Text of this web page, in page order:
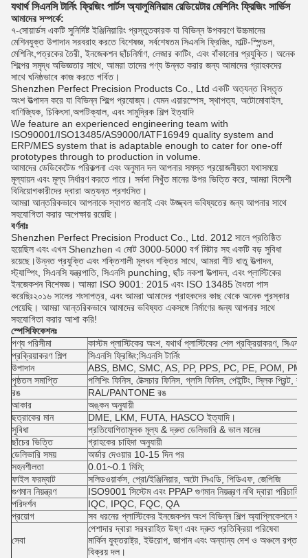
যথার্থ সিএনসি টার্নিং ফ্রিজিং পার্টস অ্যালুমিনিয়াম রেডিয়েটার মেশিনিং ফ্রিজিং সার্ভিস
আমাদের সম্পর্কে:
৭-সোয়ার্ডস একটি সুনির্দিষ্ট ইঞ্জিনিয়ারিং প্রস্তুতকারক যা বিভিন্ন উপকরণে উচ্চমানের
মেশিনযুক্ত উপাদান সরবরাহ করতে বিশেষজ্ঞ, সর্বশেষতম সিএনসি ফ্রিজিং, মাল্টি-স্পিন্ডল,
মেশিনিং,পত্রকের তৈরী, ইনজেকশন ছাঁচনির্মাণ, লেজার কাটিং, এবং বাঁকানোর প্রযুক্তি। অনেক
শিল্পের সমৃদ্ধ অভিজ্ঞতার সাথে, আমরা তাদের পণ্য উন্নত করার জন্য আমাদের গ্রাহকদের
সাথে ঘনিষ্ঠভাবে কাজ করতে গর্বিত।
Shenzhen Perfect Precision Products Co., Ltd একটি অত্যন্ত বিস্তৃত
অংশ উত্পাদন করে যা বিভিন্ন শিল্পে প্রযোজ্য। যেমন এয়ারস্পেস, স্থাপত্য, অটোমোবাইল,
বাণিজ্যিক, চিকিৎসা,অপটিক্যাল, এবং সামুদ্রিক শিল্প ইত্যাদি
We feature an experienced engineering team with
ISO90001/ISO13485/AS9000/IATF16949 quality system and
ERP/MES system that is adaptable enough to cater for one-off
prototypes through to production in volume.
আমাদের ডেডিকেটেড পরিকল্পনা এবং অনুমান দল আপনার সমস্ত প্রয়োজনীয়তা যথাসময়ে
মূল্যায়ন এবং মূল্য নির্ধারণ করতে পারে। সর্বদা নিখুঁত মানের উপর ভিত্তি করে, আমরা বিদেশী
বিনিয়োগকারীদের দ্বারা অত্যন্ত প্রশংসিত।
আমরা আন্তরিকভাবে আপনাকে স্বাগত জানাই এবং উজ্জ্বল ভবিষ্যতের জন্য আপনার সাথে
সহযোগিতা করার অপেক্ষায় রয়েছি।
বর্ণনাঃ
Shenzhen Perfect Precision Product Co., Ltd. 2012 সালে প্রতিষ্ঠিত
হয়েছিল এবং এখন Shenzhen এ মোট 3000-5000 বর্গ মিটার সহ একটি বড় সুবিধা
রয়েছে।উন্নত প্রযুক্তি এবং শক্তিশালী মূলধন শক্তির সাথে, আমরা শীট ধাতু উত্পাদন,
স্ট্যাম্পিং, সিএনসি যন্ত্রপাতি, সিএনসি punching, ছাঁচ নকশা উত্পাদন, এবং প্লাস্টিকের
ইনজেকশন বিশেষজ্ঞ। আমরা ISO 9001: 2015 এবং ISO 13485 বৈধতা পাস
করেছিঃ২০১৬ সালের শংসাপত্র, এবং আমরা আমাদের গ্রাহকদের কাছ থেকে অনেক পুরস্কার
পেয়েছি। আমরা আন্তরিকভাবে আমাদের ভবিষ্যত একসঙ্গে নির্মাণের জন্য আপনার সাথে
সহযোগিতা করার আশা করি!
স্পেসিফিকেশনঃ
পণ্য পরিসীমা
কাস্টম প্লাস্টিকের অংশ, যথার্থ প্লাস্টিকের শেল প্রক্রিয়াকরণ, সিএনসি
প্রক্রিয়াকরণ শিল্প
সিএনসি ফ্রিজিং;সিএনসি টার্নিং
উপাদান
ABS, BMC, SMC, AS, PP, PPS, PC, PE, POM,
পৃষ্ঠতল সমাপ্তি
পলিশিং ফিনিস, টেক্সচার ফিনিস, গ্লসি ফিনিস, পেইন্টিং, স্লিক প্রিন্ট,
রঙ
RAL/PANTONE রঙ
আকার
অঙ্কন অনুযায়ী
ছত্রাকের মান
DME, LKM, FUTA, HASCO ইত্যাদি।
সুবিধা
প্রতিযোগিতামূলক মূল্য & দ্রুত ডেলিভারি & ভাল মানের
ছাঁচের ভিত্তি
গ্রাহকের চাহিদা অনুযায়ী
ডেলিভারি সময়
অর্ডার দেওয়ার 10-15 দিন পর
সহনশীলতা
0.01~0.1 মিমি;
ফাইল ফরম্যাট
সলিডওয়ার্কস, প্রো/ইঞ্জিনিয়ার, অটো সিএডি, পিডিএফ, জেপিজি
গুণমান নিয়ন্ত্রণ
ISO9001 সিস্টেম এবং PPAP গুণমান নিয়ন্ত্রণ নথি দ্বারা পরিচালিত
পরিদর্শন
IQC, IPQC, FQC, QA
প্রয়োগ
সব ধরনের প্লাস্টিকের ইনজেকশন অংশ বিভিন্ন শিল্প অ্যাপ্লিকেশনে
সেবা
পেশাদার দ্বারা সরবরাহিত উষ্ণ এবং দ্রুত প্রতিক্রিয়া পরিষেবা
মার্কিন যুক্তরাষ্ট্র, ইউরোপ, জাপান এবং অন্যান্য দেশ ও অঞ্চলে রপ্তানি
বিক্রয় দল।